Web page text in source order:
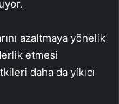
azaltmaya yönelik
etmesi
daha da yíkıcı